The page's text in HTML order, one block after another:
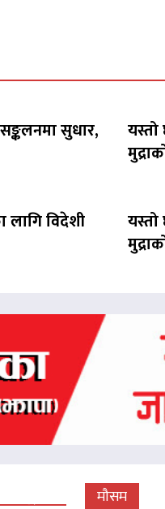
सुधार,
विदेशी
मौसम